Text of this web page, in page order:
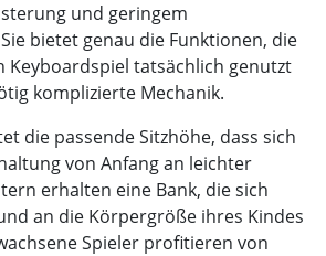
und geringem
bietet genau die Funktionen, die
Keyboardspiel tatsächlich genutzt
komplizierte Mechanik.
die passende Sitzhöhe, dass sich
von Anfang an leichter
erhalten eine Bank, die sich
an die Körpergröße ihres Kindes
Spieler profitieren von